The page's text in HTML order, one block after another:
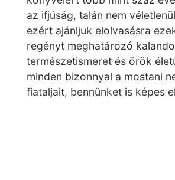
az ifjúság, talán nem
ezért ajánljuk elolvasásra
regényt meghatározó
természetismeret és örök
minden bizonnyal a mostani
fiataljait, bennünket is képes